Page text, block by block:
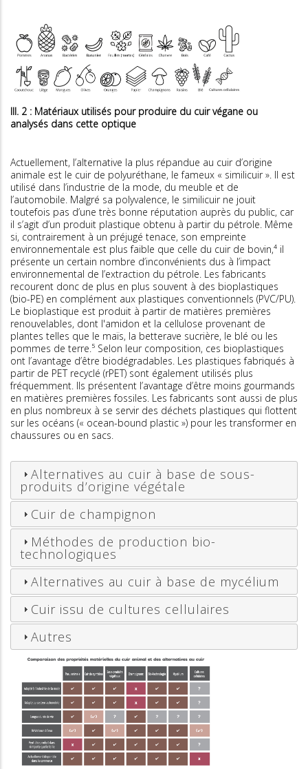
Ill. 2 : Matériaux utilisés pour produire du cuir végane ou
analysés dans cette optique
Actuellement, l’alternative la plus répandue au cuir d’origine
animale est le cuir de polyuréthane, le fameux « similicuir ». Il est
utilisé dans l’industrie de la mode, du meuble et de
l’automobile. Malgré sa polyvalence, le similicuir ne jouit
toutefois pas d’une très bonne réputation auprès du public, car
il s’agit d’un produit plastique obtenu à partir du pétrole. Même
si, contrairement à un préjugé tenace, son empreinte
environnementale est plus faible que celle du cuir de bovin,⁴ il
présente un certain nombre d’inconvénients dus à l’impact
environnemental de l’extraction du pétrole. Les fabricants
recourent donc de plus en plus souvent à des bioplastiques
(bio-PE) en complément aux plastiques conventionnels (PVC/PU).
Le bioplastique est produit à partir de matières premières
renouvelables, dont l'amidon et la cellulose provenant de
plantes telles que le maïs, la betterave sucrière, le blé ou les
pommes de terre.⁵ Selon leur composition, ces bioplastiques
ont l’avantage d’être biodégradables. Les plastiques fabriqués à
partir de PET recyclé (rPET) sont également utilisés plus
fréquemment. Ils présentent l’avantage d’être moins gourmands
en matières premières fossiles. Les fabricants sont aussi de plus
en plus nombreux à se servir des déchets plastiques qui flottent
sur les océans (« ocean-bound plastic ») pour les transformer en
chaussures ou en sacs.
Alternatives au cuir à base de sous-
produits d’origine végétale
Cuir de champignon
Méthodes de production bio-
technologiques
Alternatives au cuir à base de mycélium
Cuir issu de cultures cellulaires
Autres